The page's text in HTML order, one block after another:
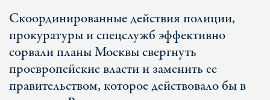
Скоординированные действия полиции,
прокуратуры и спецслужб эффективно
сорвали планы Москвы свергнуть
проевропейские власти и заменить ее
правительством, которое действовало бы в